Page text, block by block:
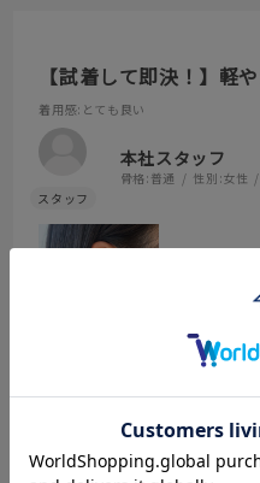
【試着して即決！】軽
着用感:とても良い
本社スタッフ
骨格: 普通 性別:女性
顔周りにふんわりと華やかさを
日常使いはもちろん、卒業や入
活躍する予感！